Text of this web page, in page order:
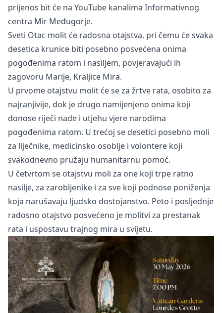
prijenos bit će na YouTube kanalima Informativnog
centra Mir Međugorje.
Sveti Otac molit će radosna otajstva, pri čemu će svaka
desetica krunice biti posebno posvećena onima
pogođenima ratom i nasiljem, povjeravajući ih
zagovoru Marije, Kraljice Mira.
U prvome otajstvu molit će se za žrtve rata, osobito za
najranjivije, dok je drugo namijenjeno onima koji
donose riječi nade i utjehu vjere narodima
pogođenima ratom. U trećoj se desetici posebno moli
za liječnike, medicinsko osoblje i volontere koji
svakodnevno pružaju humanitarnu pomoć.
U četvrtom se otajstvu moli za one koji trpe ratno
nasilje, za zarobljenike i za sve koji podnose poniženja
koja narušavaju ljudsko dostojanstvo. Peto i posljednje
radosno otajstvo posvećeno je molitvi za prestanak
rata i uspostavu trajnog mira u svijetu.